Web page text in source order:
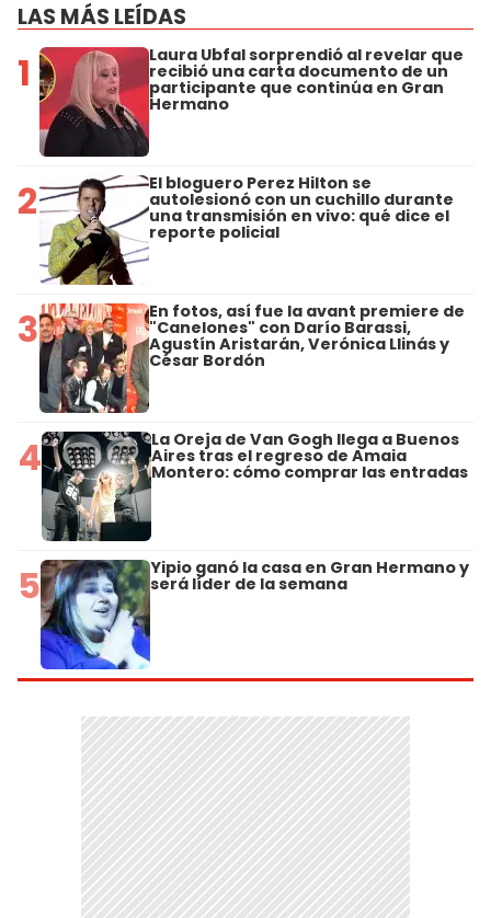
LAS MÁS LEÍDAS
1 Laura Ubfal sorprendió al revelar que
recibió una carta documento de un
participante que continúa en Gran
Hermano
2 El bloguero Perez Hilton se
autolesionó con un cuchillo durante
una transmisión en vivo: qué dice el
reporte policial
3 En fotos, así fue la avant premiere de
"Canelones" con Darío Barassi,
Agustín Aristarán, Verónica Llinás y
César Bordón
4 La Oreja de Van Gogh llega a Buenos
Aires tras el regreso de Amaia
Montero: cómo comprar las entradas
5 Yipio ganó la casa en Gran Hermano y
será líder de la semana